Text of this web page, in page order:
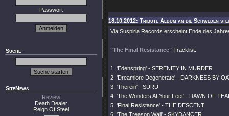
Passwort
Suche
SiteNews
Review
Death Dealer
Reign Of Steel
18.10.2012: Tribute Album an die Schweden
Via Suspiria Records erscheint Ende des
"The Final Resistance" Tracklist:
1. 'Edenspring' - SERENITY IN MURDER
2. 'Dreamlore Degenerate' - DARKNESS BY
3. 'Therein' - SURU
4. 'The Wonders At Your Feet' - DAWN OF
5. 'Final Resistance' - THE DESCENT
6. 'The Treason Wall' - SKYDANCER